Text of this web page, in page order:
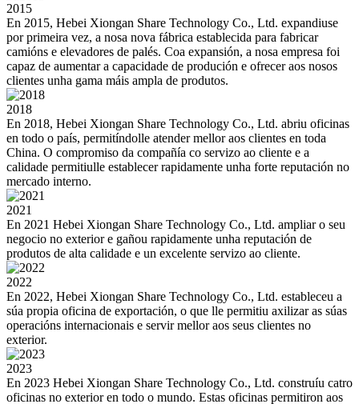
2015
En 2015, Hebei Xiongan Share Technology Co., Ltd. expandiuse
por primeira vez, a nosa nova fábrica establecida para fabricar
camións e elevadores de palés. Coa expansión, a nosa empresa foi
capaz de aumentar a capacidade de produción e ofrecer aos nosos
clientes unha gama máis ampla de produtos.
2018
En 2018, Hebei Xiongan Share Technology Co., Ltd. abriu oficinas
en todo o país, permitíndolle atender mellor aos clientes en toda
China. O compromiso da compañía co servizo ao cliente e a
calidade permitiulle establecer rapidamente unha forte reputación no
mercado interno.
2021
En 2021 Hebei Xiongan Share Technology Co., Ltd. ampliar o seu
negocio no exterior e gañou rapidamente unha reputación de
produtos de alta calidade e un excelente servizo ao cliente.
2022
En 2022, Hebei Xiongan Share Technology Co., Ltd. estableceu a
súa propia oficina de exportación, o que lle permitiu axilizar as súas
operacións internacionais e servir mellor aos seus clientes no
exterior.
2023
En 2023 Hebei Xiongan Share Technology Co., Ltd. construíu catro
oficinas no exterior en todo o mundo. Estas oficinas permitiron aos